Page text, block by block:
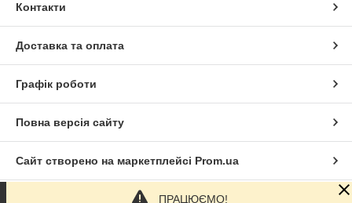
Контакти
Доставка та оплата
Графік роботи
Повна версія сайту
Сайт створено на маркетплейсі Prom.ua
Політика конфіденційностіПРАЦЮЄМО!